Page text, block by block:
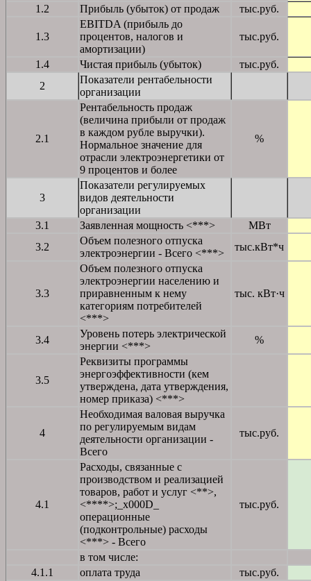
1.2 Прибыль (убыток) от продаж тыс.руб.
1.3
EBITDA (прибыль до
процентов, налогов и
амортизации)
тыс.руб.
1.4 Чистая прибыль (убыток)
тыс.руб.
2
Показатели рентабельности
организации
2.1
Рентабельность продаж
(величина прибыли от продаж
в каждом рубле выручки).
Нормальное значение для
отрасли электроэнергетики от
9 процентов и более
%
3
Показатели регулируемых
видов деятельности
организации
3.1
Заявленная мощность <***>
МВт
3.2
Объем полезного отпуска
электроэнергии - Всего <***>
тыс.кВт*ч
3.3
Объем полезного отпуска
электроэнергии населению и
приравненным к нему
категориям потребителей
<***>
тыс. кВт·ч
3.4
Уровень потерь электрической
энергии <***>
%
3.5
Реквизиты программы
энергоэффективности (кем
утверждена, дата утверждения,
номер приказа) <***>
4
Необходимая валовая выручка
по регулируемым видам
деятельности организации -
Всего
тыс.руб.
4.1
Расходы, связанные с
производством и реализацией
товаров, работ и услуг <**>,
<****>;_x000D_
операционные
(подконтрольные) расходы
<***> - Всего
тыс.руб.
в том числе:
4.1.1
оплата труда
тыс.руб.